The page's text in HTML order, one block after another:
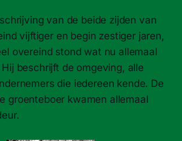
van de beide zijden van
vijftiger en begin zestiger jaren,
overeind stond wat nu allemaal
beschrijft de omgeving, alle
die iedereen kende. De
groenteboer kwamen allemaal